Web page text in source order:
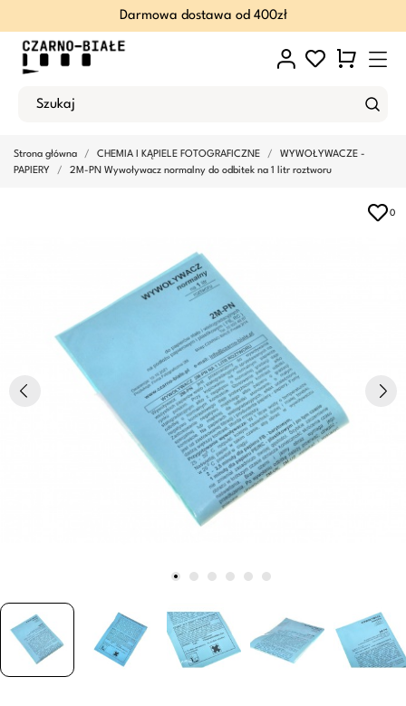
Darmowa dostawa od 400zł
Strona główna CHEMIA I KĄPIELE FOTOGRAFICZNE
WYWOŁYWACZE -
PAPIERY
2M-PN Wywoływacz normalny do odbitek na 1 litr roztworu
0